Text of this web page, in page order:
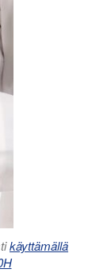
käyttämällä